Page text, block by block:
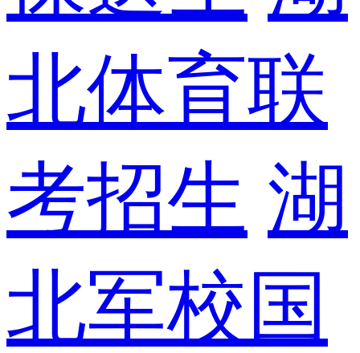
北体育联
考招生 湖
北军校国